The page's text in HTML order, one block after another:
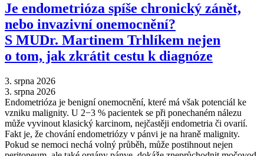
Je endometrióza spíše chronický zánět,
nebo invazivní onemocnění?
S MUDr. Martinem Trhlíkem nejen
o tom, jak zkrátit cestu k diagnóze
3. srpna 2026
3. srpna 2026
Endometrióza je benigní onemocnění, které má však potenciál ke
vzniku malignity. U 2−3 % pacientek se při ponechaném nálezu
může vyvinout klasický karcinom, nejčastěji endometria či ovarií.
Fakt je, že chování endometriózy v pánvi je na hraně malignity.
Pokud se nemoci nechá volný průběh, může postihnout nejen